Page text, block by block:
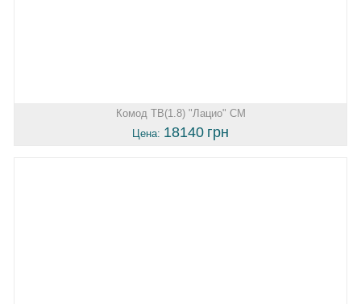
Комод ТВ(1.8) "Лацио" СМ
Цена: 18140 грн